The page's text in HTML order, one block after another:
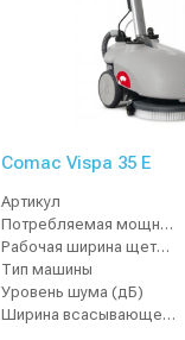
Comac Vispa 35 Е
Артикул
Потребляемая мощность (кВт)
Рабочая ширина щеток (мм)
Тип машины
Уровень шума (дБ)
Ширина всасывающей балки (мм)